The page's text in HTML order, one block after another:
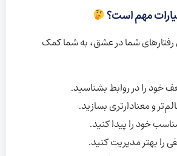
مهم است؟
شما در عشق، به شما کمک
خود را در روابط بشناسید.
و معنادارتری بسازید.
خود را پیدا کنید.
را بهتر مدیریت کنید.